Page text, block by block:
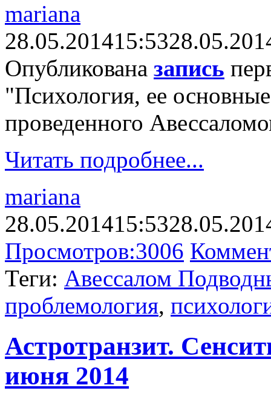
mariana
28.05.201415:53
Опубликована запись
"Психология, ее
проведенного
Читать подробнее...
mariana
28.05.201415:53
Просмотров:3006
Теги: Авессалом
проблемология,
Астротранзит.
июня 2014